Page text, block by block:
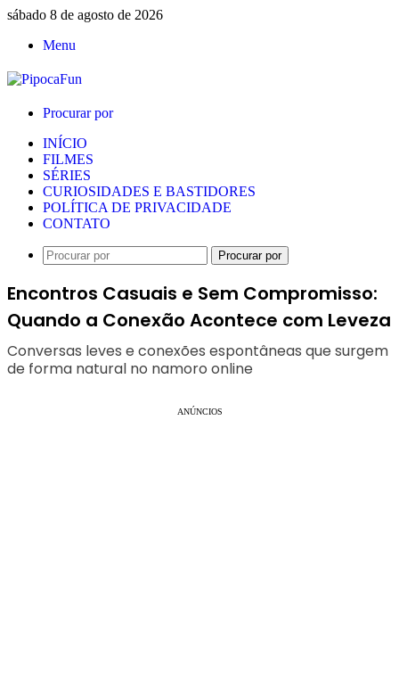
sábado 8 de agosto de 2026
Menu
Procurar por
INÍCIO
FILMES
SÉRIES
CURIOSIDADES E BASTIDORES
POLÍTICA DE PRIVACIDADE
CONTATO
Procurar por
Encontros Casuais e Sem Compromisso:
Quando a Conexão Acontece com Leveza
Conversas leves e conexões espontâneas que surgem
de forma natural no namoro online
ANÚNCIOS